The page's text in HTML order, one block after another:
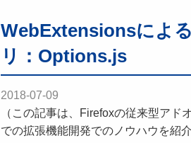
WebExtensionsによ
リ：Options.js
2018-07-09
（この記事は、Firefoxの従来型ア
での拡張機能開発でのノウハウを紹